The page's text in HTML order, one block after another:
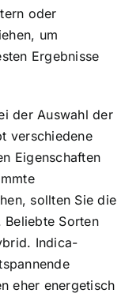
oder
um
Ergebnisse
der Auswahl der
verschiedene
Eigenschaften
sollten Sie die
Beliebte Sorten
Indica-
eher energetisch